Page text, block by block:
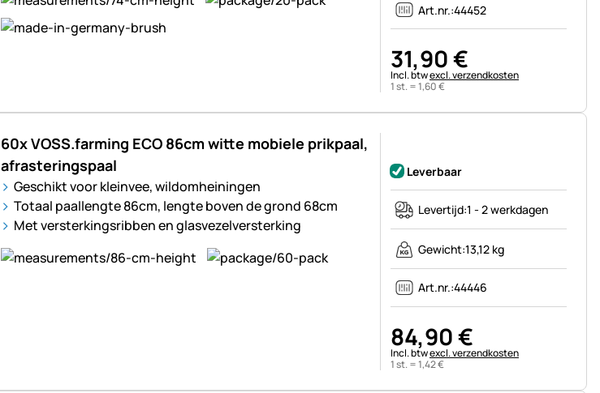
Art.nr.:44452
31,90€
Belastinginformatie:
Incl. btwexcl. verzendkosten
1 st. =1,60€
60x VOSS.farming ECO 86cm witte mobiele prikpaal,
afrasteringspaal
Geschikt voor kleinvee, wildomheiningen
Totaal paallengte 86cm, lengte boven de grond 68cm
Met versterkingsribben en glasvezelversterking
Leverbaar
Levertijd:1 - 2 werkdagen
Gewicht:13,12 kg
Art.nr.:44446
84,90€
Belastinginformatie:
Incl. btwexcl. verzendkosten
1 st. =1,42€